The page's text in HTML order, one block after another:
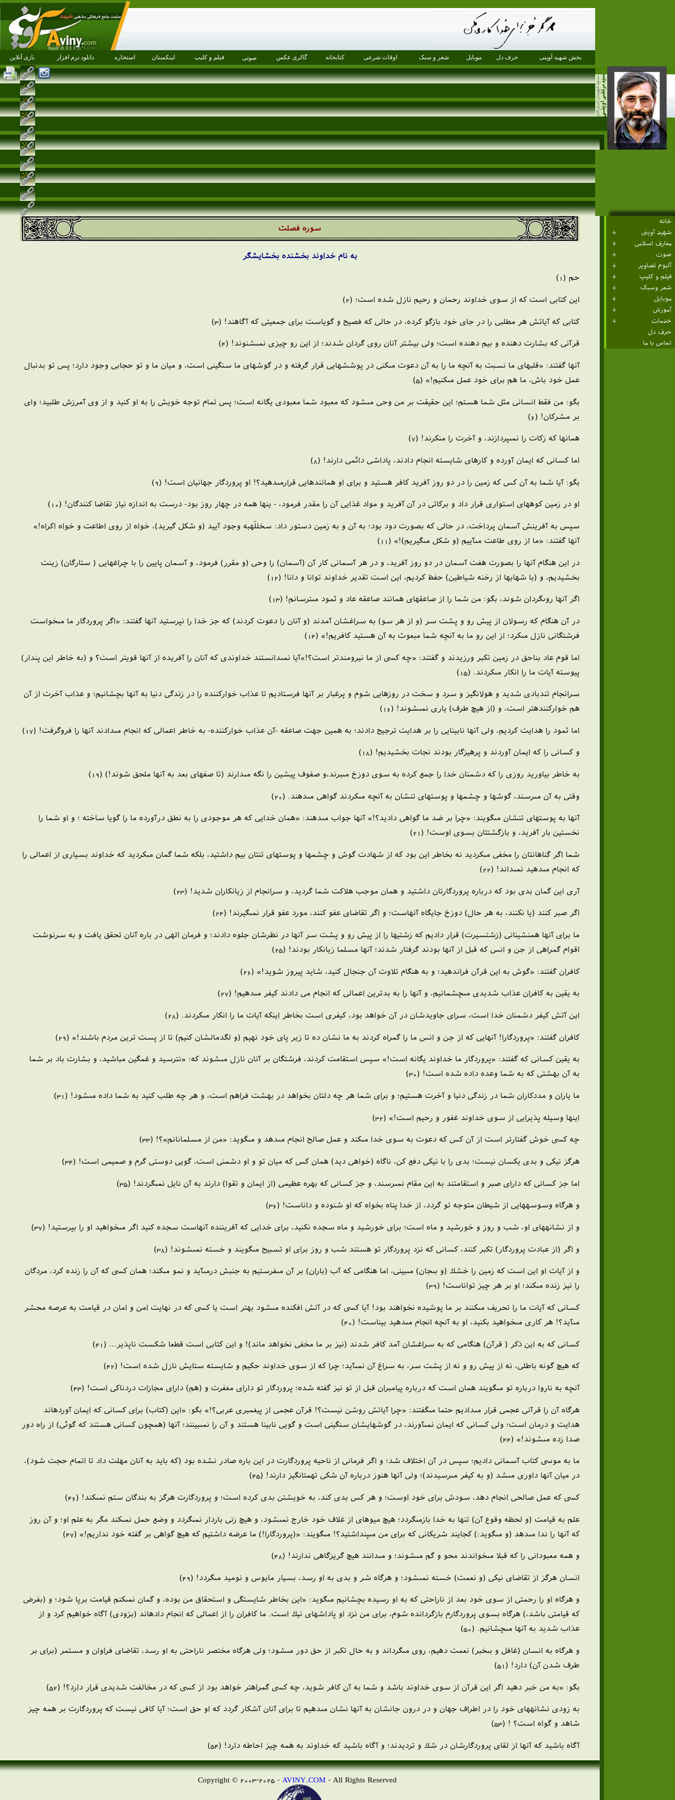
بخش شهید آوینی حرف دل موبایل شعر و سبک اوقات شرعی کتابخانه گالری عکس صوتی فیلم و کلیپ لینکستان استخاره دانلود نرم افزار بازی آنلاین
خانه
شهید آوینی
معارف اسلامی
صوت
آلبوم تصاویر
فیلم و کلیپ
شعر وسبک
موبایل
آموزش
خدمات
حرف دل
تماس با ما
سوره فصلت
به نام خداوند بخشنده بخشايشگر
حم (1)
اين كتابى است كه از سوى خداوند رحمان و رحيم نازل شده است؛ (2)
كتابى كه آياتش هر مطلبى را در جاى خود بازگو كرده، در حالى كه فصيح و گوياست براى جمعيتى كه آگاهند! (3)
قرآنى كه بشارت دهنده و بيم دهنده است؛ ولى بيشتر آنان روى گردان شدند؛ از اين رو چيزى نمى‏شنوند! (4)
آنها گفتند: «قلبهاى ما نسبت به آنچه ما را به آن دعوت مى‏كنى در پوششهايى قرار گرفته و در گوشهاى ما سنگينى است، و ميان ما و تو حجابى وجود دارد؛ پس تو بدنبال
عمل خود باش، ما هم براى خود عمل مى‏كنيم!» (5)
بگو: من فقط انسانى مثل شما هستم؛ اين حقيقت بر من وحى مى‏شود كه معبود شما معبودى يگانه است؛ پس تمام توجه خويش را به او كنيد و از وى آمرزش طلبيد؛ واى
بر مشركان! (6)
همانها كه زكات را نمى‏پردازند، و آخرت را منكرند! (7)
اما كسانى كه ايمان آورده و كارهاى شايسته انجام دادند، پاداشى دائمى دارند! (8)
بگو: آيا شما به آن كس كه زمين را در دو روز آفريد كافر هستيد و براى او همانندهايى قرارمى‏دهيد؟! او پروردگار جهانيان است! (9)
او در زمين كوه‏هاى استوارى قرار داد و بركاتى در آن آفريد و مواد غذايى آن را مقدر فرمود، - ينها همه در چهار روز بود- درست به اندازه نياز تقاضا كنندگان! (10)
سپس به آفرينش آسمان پرداخت، در حالى كه بصورت دود بود؛ به آن و به زمين دستور داد: س‏خ‏للّهبه وجود آييد (و شكل گيريد)، خواه از روى اطاعت و خواه اكراه!»
آنها گفتند: «ما از روى طاعت مى‏آييم (و شكل مى‏گيريم)!» (11)
در اين هنگام آنها را بصورت هفت آسمان در دو روز آفريد، و در هر آسمانى كار آن (آسمان) را وحى (و مقرر) فرمود، و آسمان پايين را با چراغهايى ( ستارگان) زينت
بخشيديم، و (با شهابها از رخنه شياطين) حفظ كرديم، اين است تقدير خداوند توانا و دانا! (12)
اگر آنها روى‏گردان شوند، بگو: من شما را از صاعقه‏اى همانند صاعقه عاد و ثمود مى‏ترسانم! (13)
در آن هنگام كه رسولان از پيش رو و پشت سر (و از هر سو) به سراغشان آمدند (و آنان را دعوت كردند) كه جز خدا را نپرستيد آنها گفتند: «اگر پروردگار ما مى‏خواست
فرشتگانى نازل مى‏كرد؛ از اين رو ما به آنچه شما مبعوث به آن هستيد كافريم!» (14)
اما قوم عاد بناحق در زمين تكبر ورزيدند و گفتند: «چه كسى از ما نيرومندتر است؟!»آيا نمى‏دانستند خداوندى كه آنان را آفريده از آنها قويتر است؟ و (به خاطر اين پندار)
پيوسته آيات ما را انكار مى‏كردند. (15)
سرانجام تندبادى شديد و هول‏انگيز و سرد و سخت در روزهايى شوم و پرغبار بر آنها فرستاديم تا عذاب خواركننده را در زندگى دنيا به آنها بچشانيم؛ و عذاب آخرت از آن
هم خواركننده‏تر است، و (از هيچ طرف) يارى نمى‏شوند! (16)
اما ثمود را هدايت كرديم، ولى آنها نابينايى را بر هدايت ترجيح دادند؛ به همين جهت صاعقه -آن عذاب خواركننده- به خاطر اعمالى كه انجام مى‏دادند آنها را فروگرفت! (17)
و كسانى را كه ايمان آوردند و پرهيزگار بودند نجات بخشيديم! (18)
به خاطر بياوريد روزى را كه دشمنان خدا را جمع كرده به سوى دوزخ مى‏برند،و صفوف پيشين را نگه مى‏دارند (تا صفهاى بعد به آنها ملحق شوند!) (19)
وقتى به آن مى‏رسند، گوشها و چشمها و پوستهاى تنشان به آنچه مى‏كردند گواهى مى‏دهند. (20)
آنها به پوستهاى تنشان مى‏گويند: «چرا بر ضد ما گواهى داديد؟!» آنها جواب مى‏دهند: «همان خدايى كه هر موجودى را به نطق درآورده ما را گويا ساخته ؛ و او شما را
نخستين بار آفريد، و بازگشتتان بسوى اوست! (21)
شما اگر گناهانتان را مخفى مى‏كرديد نه بخاطر اين بود كه از شهادت گوش و چشمها و پوستهاى تنتان بيم داشتيد، بلكه شما گمان مى‏كرديد كه خداوند بسيارى از اعمالى را
كه انجام مى‏دهيد نمى‏داند! (22)
آرى اين گمان بدى بود كه درباره پروردگارتان داشتيد و همان موجب هلاكت شما گرديد، و سرانجام از زيانكاران شديد! (23)
اگر صبر كنند (يا نكنند، به هر حال) دوزخ جايگاه آنهاست؛ و اگر تقاضاى عفو كنند، مورد عفو قرار نمى‏گيرند! (24)
ما براى آنها همنشينانى (زشت‏سيرت) قرار داديم كه زشتيها را از پيش رو و پشت سر آنها در نظرشان جلوه دادند؛ و فرمان الهى در باره آنان تحقق يافت و به سرنوشت
اقوام گمراهى از جن و انس كه قبل از آنها بودند گرفتار شدند؛ آنها مسلما زيانكار بودند! (25)
كافران گفتند: «گوش به اين قرآن فراندهيد؛ و به هنگام تلاوت آن جنجال كنيد، شايد پيروز شويد!» (26)
به يقين به كافران عذاب شديدى مى‏چشمانيم، و آنها را به بدترين اعمالى كه انجام مى دادند كيفر مى‏دهيم! (27)
اين آتش كيفر دشمنان خدا است، سراى جاويدشان در آن خواهد بود، كيفرى است بخاطر اينكه آيات ما را انكار مى‏كردند. (28)
كافران گفتند: «پروردگارا! آنهايى كه از جن و انس ما را گمراه كردند به ما نشان ده تا زير پاى خود نهيم (و لگدمالشان كنيم) تا از پست ترين مردم باشند!» (29)
به يقين كسانى كه گفتند: «پروردگار ما خداوند يگانه است!» سپس استقامت كردند، فرشتگان بر آنان نازل مى‏شوند كه: «نترسيد و غمگين مباشيد، و بشارت باد بر شما
به آن بهشتى كه به شما وعده داده شده است! (30)
ما ياران و مددكاران شما در زندگى دنيا و آخرت هستيم؛ و براى شما هر چه دلتان بخواهد در بهشت فراهم است، و هر چه طلب كنيد به شما داده مى‏شود! (31)
اينها وسيله پذيرايى از سوى خداوند غفور و رحيم است!» (32)
چه كسى خوش گفتارتر است از آن كس كه دعوت به سوى خدا مى‏كند و عمل صالح انجام مى‏دهد و مى‏گويد: «من از مسلمانانم‏»؟! (33)
هرگز نيكى و بدى يكسان نيست؛ بدى را با نيكى دفع كن، ناگاه (خواهى ديد) همان كس كه ميان تو و او دشمنى است، گويى دوستى گرم و صميمى است! (34)
اما جز كسانى كه داراى صبر و استقامتند به اين مقام نمى‏رسند، و جز كسانى كه بهره عظيمى (از ايمان و تقوا) دارند به آن نايل نمى‏گردند! (35)
و هرگاه وسوسه‏هايى از شيطان متوجه تو گردد، از خدا پناه بخواه كه او شنوده و داناست! (36)
و از نشانه‏هاى او، شب و روز و خورشيد و ماه است؛ براى خورشيد و ماه سجده نكنيد، براى خدايى كه آفريننده آنهاست سجده كنيد اگر مى‏خواهيد او را بپرستيد! (37)
و اگر (از عبادت پروردگار) تكبر كنند، كسانى كه نزد پروردگار تو هستند شب و روز براى او تسبيح مى‏گويند و خسته نمى‏شوند! (38)
و از آيات او اين است كه زمين را خشك (و بى‏جان) مى‏بينى، اما هنگامى كه آب (باران) بر آن مى‏فرستيم به جنبش درمى‏آيد و نمو مى‏كند؛ همان كسى كه آن را زنده كرد، مردگان
را نيز زنده مى‏كند؛ او بر هر چيز تواناست! (39)
كسانى كه آيات ما را تحريف مى‏كنند بر ما پوشيده نخواهند بود! آيا كسى كه در آتش افكنده مى‏شود بهتر است يا كسى كه در نهايت امن و امان در قيامت به عرصه محشر
مى‏آيد؟! هر كارى مى‏خواهيد بكنيد، او به آنچه انجام مى‏دهيد بيناست! (40)
كسانى كه به اين ذكر ( قرآن) هنگامى كه به سراغشان آمد كافر شدند (نيز بر ما مخفى نخواهد ماند)! و اين كتابى است قطعا شكست ناپذير... (41)
كه هيچ گونه باطلى، نه از پيش رو و نه از پشت سر، به سراغ آن نمى‏آيد؛ چرا كه از سوى خداوند حكيم و شايسته ستايش نازل شده است! (42)
آنچه به ناروا درباره تو مى‏گويند همان است كه درباره پيامبران قبل از تو نيز گفته شده؛ پروردگار تو داراى مغفرت و (هم) داراى مجازات دردناكى است! (43)
هرگاه آن را قرآنى عجمى قرار مى‏داديم حتما مى‏گفتند: «چرا آياتش روشن نيست؟! قرآن عجمى از پيغمبرى عربى؟!» بگو: «اين (كتاب) براى كسانى كه ايمان آورده‏اند
هدايت و درمان است؛ ولى كسانى كه ايمان نمى‏آورند، در گوشهايشان سنگينى است و گويى نابينا هستند و آن را نمى‏بينند؛ آنها (همچون كسانى هستند كه گوئى) از راه دور
صدا زده مى‏شوند!» (44)
ما به موسى كتاب آسمانى داديم؛ سپس در آن اختلاف شد؛ و اگر فرمانى از ناحيه پروردگارت در اين باره صادر نشده بود (كه بايد به آنان مهلت داد تا اتمام حجت شود)،
در ميان آنها داورى مى‏شد (و به كيفر مى‏رسيدند)؛ ولى آنها هنوز درباره آن شكى تهمت‏انگيز دارند! (45)
كسى كه عمل صالحى انجام دهد، سودش براى خود اوست؛ و هر كس بدى كند، به خويشتن بدى كرده است؛ و پروردگارت هرگز به بندگان ستم نمى‏كند! (46)
علم به قيامت (و لحظه وقوع آن) تنها به خدا بازمى‏گردد؛ هيچ ميوه‏اى از غلاف خود خارج نمى‏شود، و هيچ زنى باردار نمى‏گردد و وضع حمل نمى‏كند مگر به علم او؛ و آن روز
كه آنها را ندا مى‏دهد (و مى‏گويد:) كجايند شريكانى كه براى من مى‏پنداشتيد؟! مى‏گويند: «(پروردگارا!) ما عرضه داشتيم كه هيچ گواهى بر گفته خود نداريم!» (47)
و همه معبودانى را كه قبلا مى‏خواندند محو و گم مى‏شوند؛ و مى‏دانند هيچ گريزگاهى ندارند! (48)
انسان هرگز از تقاضاى نيكى (و نعمت) خسته نمى‏شود؛ و هرگاه شر و بدى به او رسد، بسيار مايوس و نوميد مى‏گردد! (49)
و هرگاه او را رحمتى از سوى خود بعد از ناراحتى كه به او رسيده بچشانيم مى‏گويد: «اين بخاطر شايستگى و استحقاق من بوده، و گمان نمى‏كنم قيامت برپا شود؛ و (بفرض
كه قيامتى باشد،) هرگاه بسوى پروردگارم بازگردانده شوم، براى من نزد او پاداشهاى نيك است. ما كافران را از اعمالى كه انجام داده‏اند (بزودى) آگاه خواهيم كرد و از
عذاب شديد به آنها مى‏چشانيم. (50)
و هرگاه به انسان (غافل و بى‏خبر) نعمت دهيم، روى مى‏گرداند و به حال تكبر از حق دور مى‏شود؛ ولى هرگاه مختصر ناراحتى به او رسد، تقاضاى فراوان و مستمر (براى بر
طرف شدن آن) دارد! (51)
بگو: «به من خبر دهيد اگر اين قرآن از سوى خداوند باشد و شما به آن كافر شويد، چه كسى گمراهتر خواهد بود از كسى كه در مخالفت شديدى قرار دارد؟! (52)
به زودى نشانه‏هاى خود را در اطراف جهان و در درون جانشان به آنها نشان مى‏دهيم تا براى آنان آشكار گردد كه او حق است؛ آيا كافى نيست كه پروردگارت بر همه چيز
شاهد و گواه است؟ ! (53)
آگاه باشيد كه آنها از لقاى پروردگارشان در شك و ترديدند؛ و آگاه باشيد كه خداوند به همه چيز احاطه دارد! (54)
AVINY.COM - All Rights Reserved